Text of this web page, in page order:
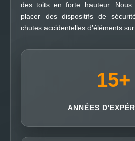
des toits en forte hauteur. Nous
placer des dispositifs de
chutes accidentelles d’éléments
15+
ANNÉES